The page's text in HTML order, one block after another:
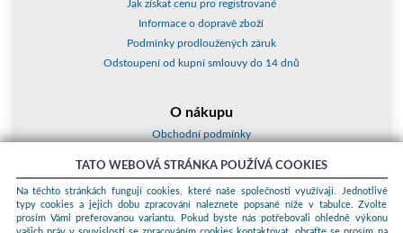
Jak získat cenu pro registrované
Informace o dopravě zboží
Podmínky prodloužených záruk
Odstoupení od kupní smlouvy do 14 dnů
O nákupu
Obchodní podmínky
Kontakty a adresy
Essox splátky
TATO WEBOVÁ STRÁNKA POUŽÍVÁ COOKIES
Na těchto stránkách fungují cookies, které naše společnosti využívají. Jednotlivé
typy cookies a jejich dobu zpracování naleznete popsané níže v tabulce. Zvolte
prosím Vámi preferovanou variantu. Pokud byste nás potřebovali ohledně výkonu